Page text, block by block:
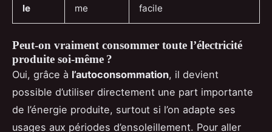
le
me
facile
Peut-on vraiment consommer toute l’électricité
produite soi-même ?
Oui, grâce à l’autoconsommation, il devient
possible d’utiliser directement une part importante
de l’énergie produite, surtout si l’on adapte ses
usages aux périodes d’ensoleillement. Pour aller